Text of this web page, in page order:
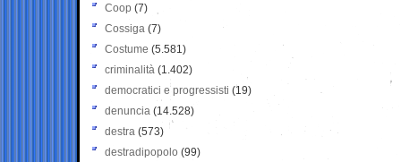
Coop (7)
Cossiga (7)
Costume (5.581)
criminalità (1.402)
democratici e progressisti (19)
denuncia (14.528)
destra (573)
destradipopolo (99)